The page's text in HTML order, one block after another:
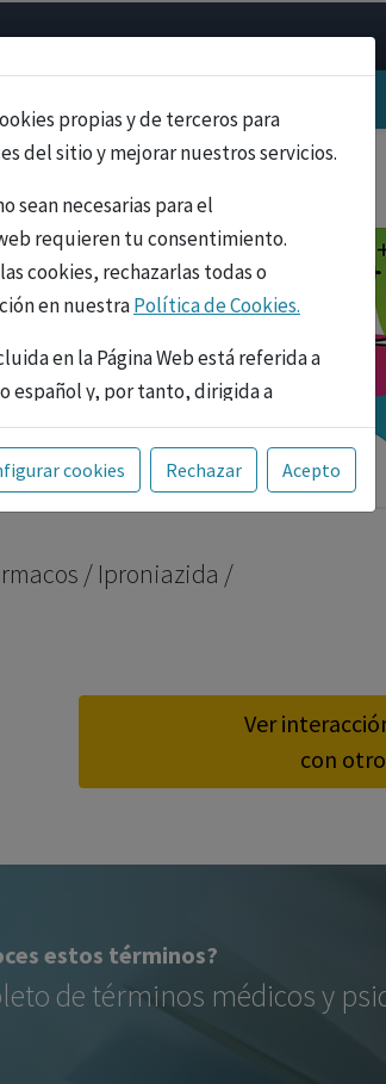
propias y de terceros para
del sitio y mejorar nuestros servicios.
sean necesarias para el
requieren tu consentimiento.
cookies, rechazarlas todas o
en nuestraPolítica de Cookies.
en la Página Web está referida a
español y, por tanto, dirigida a
legalmente facultados para
con ejercicio
técnica de los fármacos se facilita
prescribir medicamentos y
el tratamiento más adecuado
cookies Rechazar Acepto
/ Iproniazida /
Ver
con
estos términos?
de términos médicos y